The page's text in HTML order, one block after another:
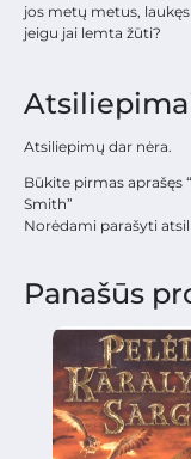
jos metų metus,
jeigu jai lemta žūti?
Atsiliepimų dar nėra.
Būkite pirmas aprašęs
Smith”
Norėdami parašyti
Panašūs